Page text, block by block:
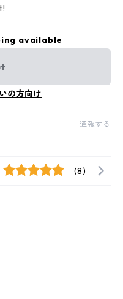
available
の方向け
通報する
(8)